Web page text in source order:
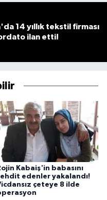
14 yıllık tekstil firması
ilan etti!
Kabaiş'in babasını
edenler yakalandı!
çeteye 8 ilde